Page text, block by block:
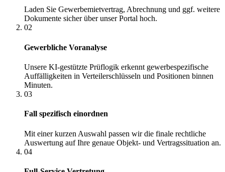
Laden Sie Gewerbemietvertrag, Abrechnung und ggf. weitere
Dokumente sicher über unser Portal hoch.
02
Gewerbliche Voranalyse
Unsere KI-gestützte Prüflogik erkennt gewerbespezifische
Auffälligkeiten in Verteilerschlüsseln und Positionen binnen
Minuten.
03
Fall spezifisch einordnen
Mit einer kurzen Auswahl passen wir die finale rechtliche
Auswertung auf Ihre genaue Objekt- und Vertragssituation an.
04